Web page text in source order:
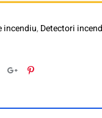
incendiu, Detectori
Google+Pinterest